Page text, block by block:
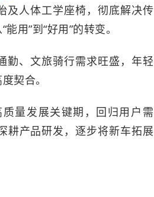
及人体工学座椅，彻底解决传
用”到“好用”的转变。
勤、文旅骑行需求旺盛，年轻
契合。
量发展关键期，回归用户需
耕产品研发，逐步将新车拓展